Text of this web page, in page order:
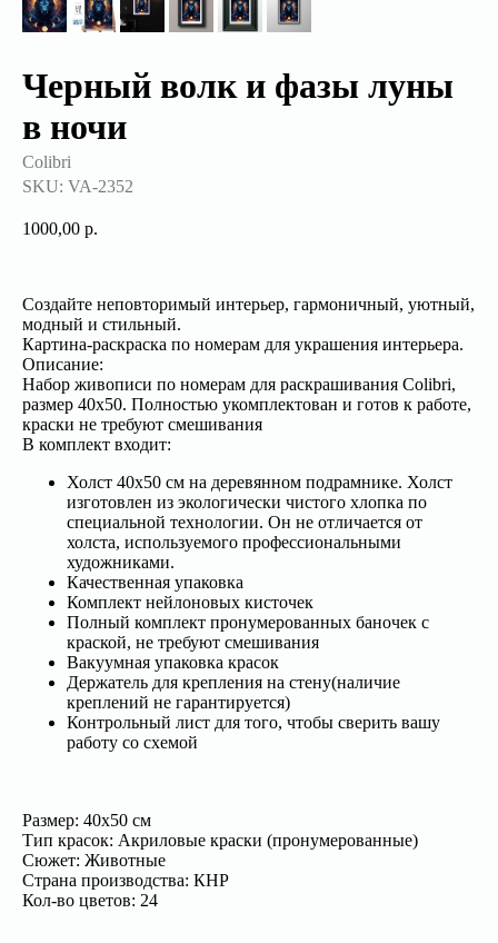
Черный волк и фазы луны
в ночи
Colibri
SKU: VA-2352
1000,00 р.
Создайте неповторимый интерьер, гармоничный, уютный,
модный и стильный.
Картина-раскраска по номерам для украшения интерьера.
Описание:
Набор живописи по номерам для раскрашивания Colibri,
размер 40x50. Полностью укомплектован и готов к работе,
краски не требуют смешивания
В комплект входит:
Холст 40x50 см на деревянном подрамнике. Холст
изготовлен из экологически чистого хлопка по
специальной технологии. Он не отличается от
холста, используемого профессиональными
художниками.
Качественная упаковка
Комплект нейлоновых кисточек
Полный комплект пронумерованных баночек с
краской, не требуют смешивания
Вакуумная упаковка красок
Держатель для крепления на стену(наличие
креплений не гарантируется)
Контрольный лист для того, чтобы сверить вашу
работу со схемой
Размер: 40х50 см
Тип красок: Акриловые краски (пронумерованные)
Сюжет: Животные
Страна производства: КНР
Кол-во цветов: 24